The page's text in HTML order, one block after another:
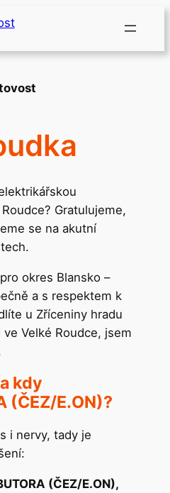
Gratulujeme,
se na akutní
okres Blansko –
a s respektem k
u Zříceniny hradu
Velké Roudce, jsem
kdy
(ČEZ/E.ON)?
i nervy, tady je
(ČEZ/E.ON),